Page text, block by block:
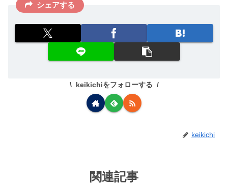
シェアする
keikichiをフォローする
keikichi
関連記事